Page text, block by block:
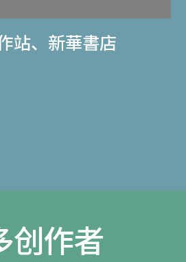
站、 新華書店
创作者